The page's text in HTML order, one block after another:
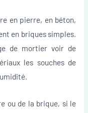
en pierre, en béton,
en briques simples.
de mortier voir de
les souches de
ou de la brique, si le